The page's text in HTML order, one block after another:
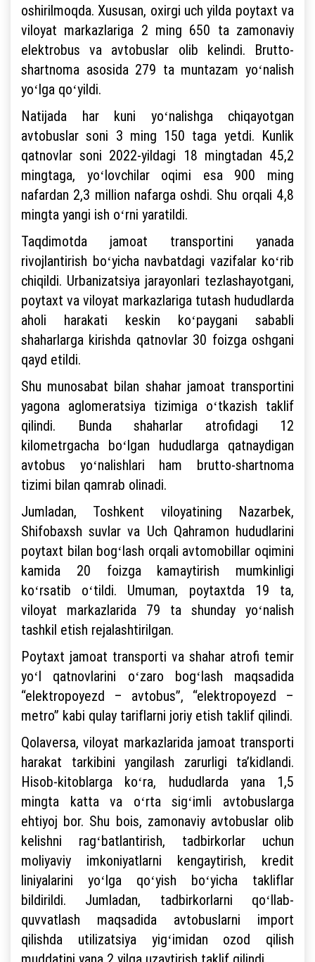
oshirilmoqda. Xususan, oxirgi uch yilda poytaxt va
viloyat markazlariga 2 ming 650 ta zamonaviy
elektrobus va avtobuslar olib kelindi. Brutto-
shartnoma asosida 279 ta muntazam yoʻnalish
yoʻlga qoʻyildi.
Natijada har kuni yoʻnalishga chiqayotgan
avtobuslar soni 3 ming 150 taga yetdi. Kunlik
qatnovlar soni 2022-yildagi 18 mingtadan 45,2
mingtaga, yoʻlovchilar oqimi esa 900 ming
nafardan 2,3 million nafarga oshdi. Shu orqali 4,8
mingta yangi ish oʻrni yaratildi.
Taqdimotda jamoat transportini yanada
rivojlantirish boʻyicha navbatdagi vazifalar koʻrib
chiqildi. Urbanizatsiya jarayonlari tezlashayotgani,
poytaxt va viloyat markazlariga tutash hududlarda
aholi harakati keskin koʻpaygani sababli
shaharlarga kirishda qatnovlar 30 foizga oshgani
qayd etildi.
Shu munosabat bilan shahar jamoat transportini
yagona aglomeratsiya tizimiga oʻtkazish taklif
qilindi. Bunda shaharlar atrofidagi 12
kilometrgacha boʻlgan hududlarga qatnaydigan
avtobus yoʻnalishlari ham brutto-shartnoma
tizimi bilan qamrab olinadi.
Jumladan, Toshkent viloyatining Nazarbek,
Shifobaxsh suvlar va Uch Qahramon hududlarini
poytaxt bilan bogʻlash orqali avtomobillar oqimini
kamida 20 foizga kamaytirish mumkinligi
koʻrsatib oʻtildi. Umuman, poytaxtda 19 ta,
viloyat markazlarida 79 ta shunday yoʻnalish
tashkil etish rejalashtirilgan.
Poytaxt jamoat transporti va shahar atrofi temir
yoʻl qatnovlarini oʻzaro bogʻlash maqsadida
“elektropoyezd – avtobus”, “elektropoyezd –
metro” kabi qulay tariflarni joriy etish taklif qilindi.
Qolaversa, viloyat markazlarida jamoat transporti
harakat tarkibini yangilash zarurligi taʼkidlandi.
Hisob-kitoblarga koʻra, hududlarda yana 1,5
mingta katta va oʻrta sigʻimli avtobuslarga
ehtiyoj bor. Shu bois, zamonaviy avtobuslar olib
kelishni ragʻbatlantirish, tadbirkorlar uchun
moliyaviy imkoniyatlarni kengaytirish, kredit
liniyalarini yoʻlga qoʻyish boʻyicha takliflar
bildirildi. Jumladan, tadbirkorlarni qoʻllab-
quvvatlash maqsadida avtobuslarni import
qilishda utilizatsiya yigʻimidan ozod qilish